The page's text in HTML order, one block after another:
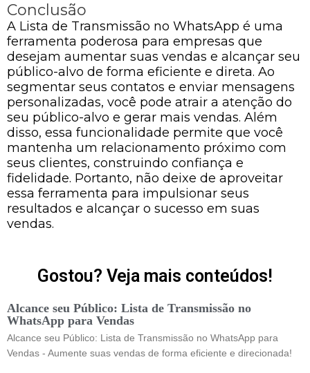
Conclusão
A Lista de Transmissão no WhatsApp é uma
ferramenta poderosa para empresas que
desejam aumentar suas vendas e alcançar seu
público-alvo de forma eficiente e direta. Ao
segmentar seus contatos e enviar mensagens
personalizadas, você pode atrair a atenção do
seu público-alvo e gerar mais vendas. Além
disso, essa funcionalidade permite que você
mantenha um relacionamento próximo com
seus clientes, construindo confiança e
fidelidade. Portanto, não deixe de aproveitar
essa ferramenta para impulsionar seus
resultados e alcançar o sucesso em suas
vendas.
Gostou? Veja mais conteúdos!
Alcance seu Público: Lista de Transmissão no
WhatsApp para Vendas
Alcance seu Público: Lista de Transmissão no WhatsApp para
Vendas - Aumente suas vendas de forma eficiente e direcionada!